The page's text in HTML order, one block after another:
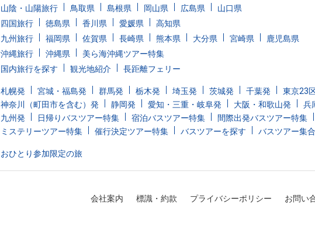
山陰・山陽旅行
鳥取県 島根県 岡山県 広島県
山口県
四国旅行
徳島県 香川県 愛媛県
高知県
九州旅行
福岡県 佐賀県 長崎県 熊本県 大分県 宮崎県
鹿児島県
沖縄旅行
沖縄県
美ら海沖縄ツアー特集
国内旅行を探す
観光地紹介 長距離フェリー
札幌発 宮城・福島発 群馬発 栃木発 埼玉発 茨城発 千葉発 東京23
神奈川（町田市を含む）発
静岡発 愛知・三重・岐阜発 大阪・和歌山発 兵
九州発
日帰りバスツアー特集 宿泊バスツアー特集 間際出発バスツアー特集
ミステリーツアー特集
催行決定ツアー特集 バスツアーを探す バスツアー集
おひとり参加限定の旅
会社案内 標識・約款 プライバシーポリシー お問い